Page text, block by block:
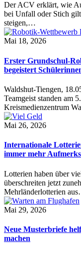
Der ACV erklärt, wie
bei Unfall oder Stich
steigen,…
Mai 18, 2026
Erster Grundschul-
begeistert
Waldshut-Tiengen,
Teamgeist standen am
Kreismedienzentrum
Mai 26, 2026
Internationale
immer mehr
Lotterien haben über
überschreiten jetzt
Mehrländerlotterien
Mai 29, 2026
Neue Musterbriefe
machen